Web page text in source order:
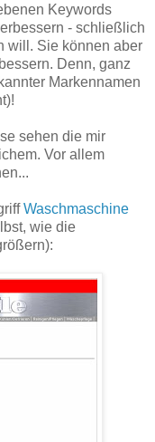
Keywords
- schließlich
will. Sie können aber
Denn, ganz
Markennamen
sehen die mir
Vor allem
Waschmaschine
wie die